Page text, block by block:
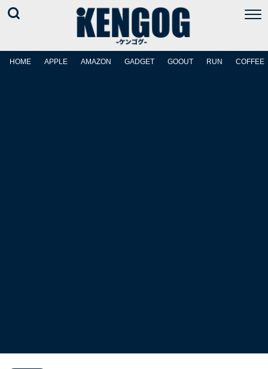
HOME APPLE AMAZON GADGET GOOUT RUN COFFEE